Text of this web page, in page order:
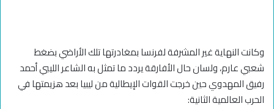
وكانت النهاية غير المشرفة لفرنسا بمغادرتها تلك الأراضي بضغط
شعبي عارم، ولسان حال الأفارقة يردد ما تمثل به الشاعر الليبي أحمد
رفيق المهدوي حين خرجت القوات الإيطالية من ليبيا بعد هزيمتها في
الحرب العالمية الثانية: